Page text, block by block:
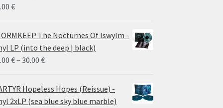
€
The Nocturnes Of Iswylm -
LP (into the deep | black)
€– 30.00€Price
24.00 €
through
Hopeless Hopes (Reissue) -
2xLP (sea blue sky blue marble)